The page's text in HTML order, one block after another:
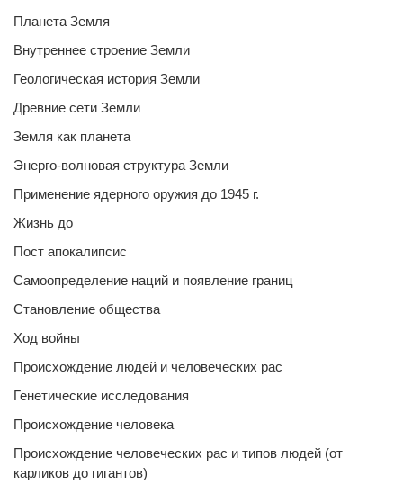
Планета Земля
Внутреннее строение Земли
Геологическая история Земли
Древние сети Земли
Земля как планета
Энерго-волновая структура Земли
Применение ядерного оружия до 1945 г.
Жизнь до
Пост апокалипсис
Самоопределение наций и появление границ
Становление общества
Ход войны
Происхождение людей и человеческих рас
Генетические исследования
Происхождение человека
Происхождение человеческих рас и типов людей (от
карликов до гигантов)